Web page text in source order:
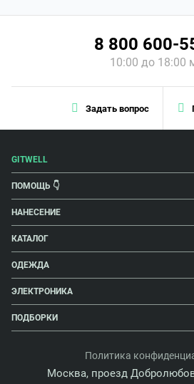
Задать вопрос
8 800 600-
10:00 до 18:00
GITWELL
ПОМОЩЬ 👇
НАНЕСЕНИЕ
КАТАЛОГ
ОДЕЖДА
ЭЛЕКТРОНИКА
ПОДБОРКИ
Политика
Москва, проезд